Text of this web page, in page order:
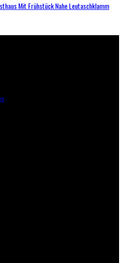
Mit Frühstück Nahe Leutaschklamm